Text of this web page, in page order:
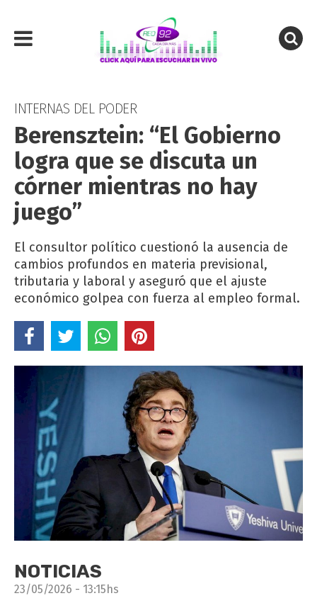
INTERNAS DEL PODER
Berensztein: “El Gobierno
logra que se discuta un
córner mientras no hay
juego”
El consultor político cuestionó la ausencia de
cambios profundos en materia previsional,
tributaria y laboral y aseguró que el ajuste
económico golpea con fuerza al empleo formal.
NOTICIAS
23/05/2026 - 13:15hs